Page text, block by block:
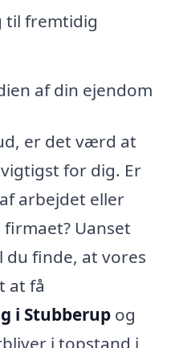
til fremtidig
af din ejendom
er det værd at
for dig. Er
arbejdet eller
Uanset
du finde, at vores
at få
i Stubberup og
i topstand i